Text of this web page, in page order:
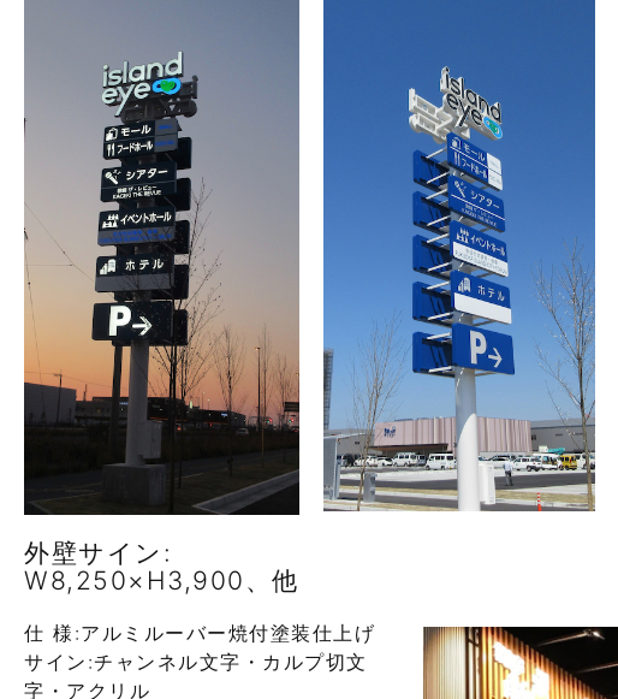
外壁サイン:
W8,250×H3,900、他
仕 様:アルミルーバー焼付塗装仕上げ
サイン:チャンネル文字・カルプ切文
字・アクリル